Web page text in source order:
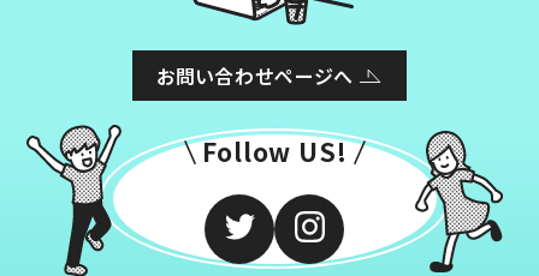
お問い合わせページへ
Follow US!